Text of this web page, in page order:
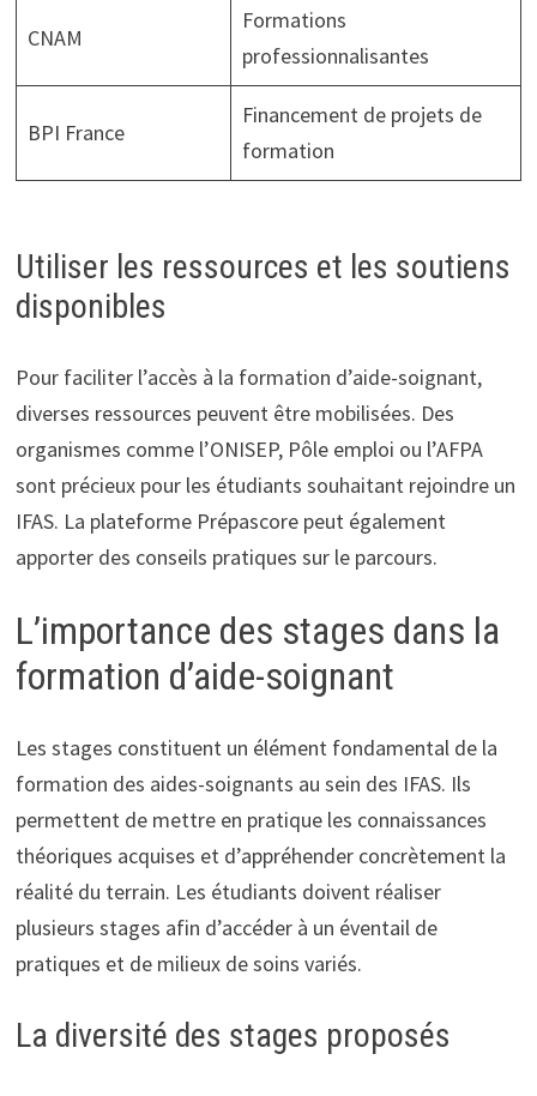
CNAM
Formations
professionnalisantes
BPI France
Financement de projets de
formation
Utiliser les ressources et les soutiens
disponibles
Pour faciliter l’accès à la formation d’aide-soignant,
diverses ressources peuvent être mobilisées. Des
organismes comme l’ONISEP, Pôle emploi ou l’AFPA
sont précieux pour les étudiants souhaitant rejoindre un
IFAS. La plateforme Prépascore peut également
apporter des conseils pratiques sur le parcours.
L’importance des stages dans la
formation d’aide-soignant
Les stages constituent un élément fondamental de la
formation des aides-soignants au sein des IFAS. Ils
permettent de mettre en pratique les connaissances
théoriques acquises et d’appréhender concrètement la
réalité du terrain. Les étudiants doivent réaliser
plusieurs stages afin d’accéder à un éventail de
pratiques et de milieux de soins variés.
La diversité des stages proposés